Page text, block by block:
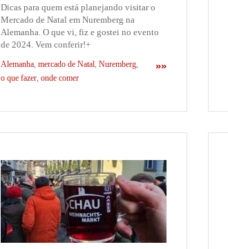
Dicas para quem está planejando visitar o
Mercado de Natal em Nuremberg na
Alemanha. O que vi, fiz e gostei no evento
de 2024. Vem conferir!+
»»
Alemanha, mercado de Natal, Nuremberg,
o que fazer, onde comer